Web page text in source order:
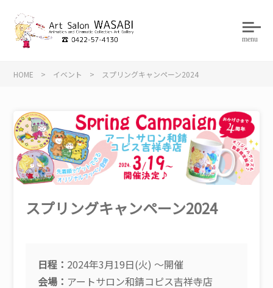
menu
HOME > イベント > スプリングキャンペーン2024
スプリングキャンペーン2024
日程： 2024年3月19日(火) ～開催
会場： アートサロン和錆コピス吉祥寺店